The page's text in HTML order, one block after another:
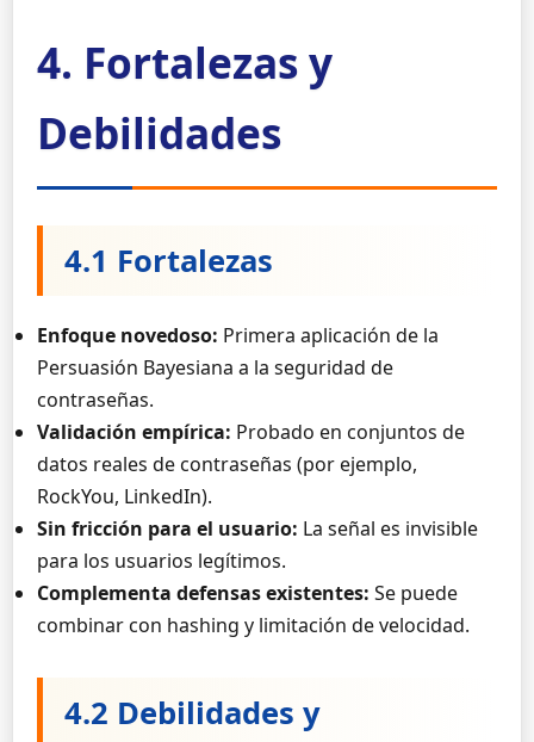
4. Fortalezas y
Debilidades
4.1 Fortalezas
Enfoque novedoso: Primera aplicación de la
Persuasión Bayesiana a la seguridad de
contraseñas.
Validación empírica: Probado en conjuntos de
datos reales de contraseñas (por ejemplo,
RockYou, LinkedIn).
Sin fricción para el usuario: La señal es invisible
para los usuarios legítimos.
Complementa defensas existentes: Se puede
combinar con hashing y limitación de velocidad.
4.2 Debilidades y